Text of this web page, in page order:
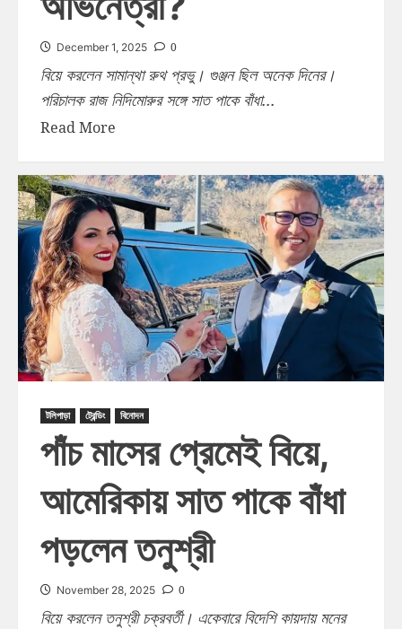
December 1, 2025 0
বিয়ে করলেন সামান্থা রুথ প্রভু। গুঞ্জন ছিল অনেক দিনের।
পরিচালক রাজ নিদিমোরুর সঙ্গে সাত পাকে বাঁধা...
Read More
টলিপাড়া ট্রেন্ডিং বিনোদন
পাঁচ মাসের প্রেমেই বিয়ে,
আমেরিকায় সাত পাকে বাঁধা
পড়লেন তনুশ্রী
November 28, 2025 0
বিয়ে করলেন তনুশ্রী চক্রবর্তী। একেবারে বিদেশি কায়দায় মনের